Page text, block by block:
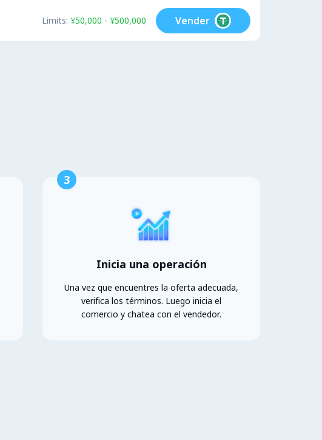
Limits: ¥50,000 - ¥500,000 Vender
3
Inicia una operación
Una vez que encuentres la oferta adecuada,
verifica los términos. Luego inicia el
comercio y chatea con el vendedor.